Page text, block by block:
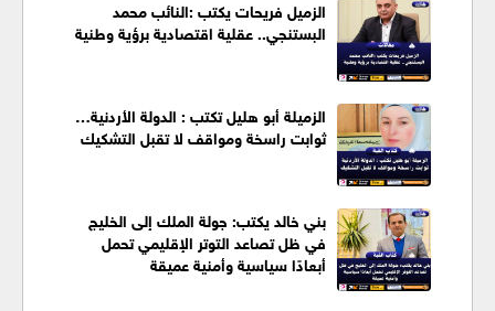
الزميل فريحات يكتب :النائب محمد
البستنجي.. عقلية اقتصادية برؤية وطنية
الزميلة أبو هليل تكتب : الدولة الأردنية…
ثوابت راسخة ومواقف لا تقبل التشكيك
بني خالد يكتب: جولة الملك إلى الخليج
في ظل تصاعد التوتر الإقليمي تحمل
أبعادًا سياسية وأمنية عميقة